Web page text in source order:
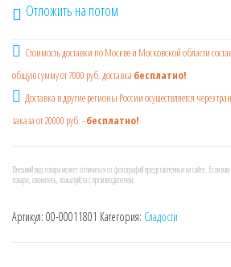
Отложить на потом
Стоимость доставки по Москве и Московской области
общую сумму от 7000 руб. доставка бесплатно!
Доставка в другие регионы России осушествляется через
заказа от 20000 руб. -бесплатно!
Внешний вид товара может отличаться от фотографий представленных на сайте. Если
товаре, свяжитесь, пожалуйста с производителем.
Артикул: 00-00011801 Категория: Сладости